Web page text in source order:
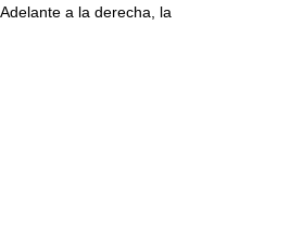
a la derecha, la